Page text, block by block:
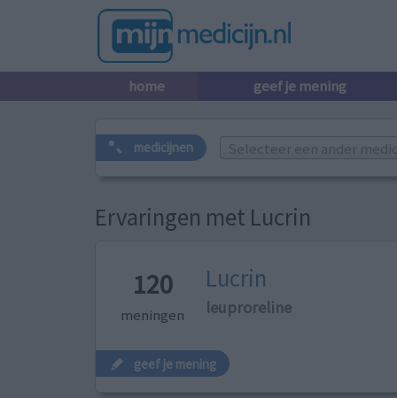
home geef je mening
medicijnen Selecteer een ander
Ervaringen met Lucrin
120
meningen
Lucrin
leuproreline
geef je mening